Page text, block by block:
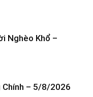
Nghèo Khổ –
Chính – 5/8/2026